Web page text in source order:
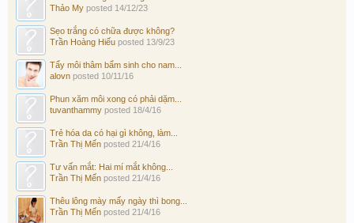
Thảo My posted 14/12/23
Sẹo trắng có chữa được không?
Trần Hoàng Hiếu posted 13/9/23
Tẩy môi thâm bẩm sinh cho nam...
alovn posted 10/11/16
Phun xăm môi xong có phải dặm...
tuvanthammy posted 18/4/16
Trẻ hóa da có hại gì không, làm...
Trần Thị Mến posted 21/4/16
Tư vấn mắt: Hai mí mắt không...
Trần Thị Mến posted 21/4/16
Thêu lông mày mấy ngày thì bong...
Trần Thị Mến posted 21/4/16